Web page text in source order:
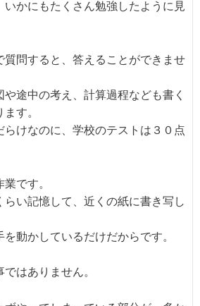
かにもたくさん勉強したように見
質問すると、答えることができませ
途中の考え、計算過程なども書く
す。
らけなのに、学校のテストは３０点
です。
らい記憶して、近くの紙に書き写し
動かしているだけだからです。
はありません。